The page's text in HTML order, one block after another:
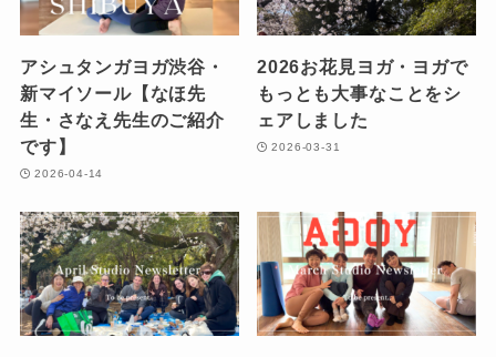
アシュタンガヨガ渋谷・
新マイソール【なほ先
生・さなえ先生のご紹介
です】
2026-04-14
2026お花見ヨガ・ヨガで
もっとも大事なことをシ
ェアしました
2026-03-31